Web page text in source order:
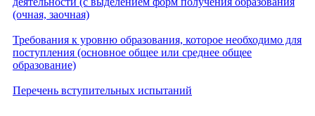
(очная, заочная)
Требования к уровню образования, которое необходимо для
поступления (основное общее или среднее общее
образование)
Перечень вступительных испытаний